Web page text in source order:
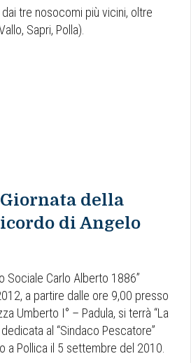
tre nosocomi più vicini, oltre
Sapri, Polla).
della
di Angelo
Sociale Carlo Alberto 1886”
a partire dalle ore 9,00 presso
Umberto I° – Padula, si terrà “La
al “Sindaco Pescatore”
a Pollica il 5 settembre del 2010.